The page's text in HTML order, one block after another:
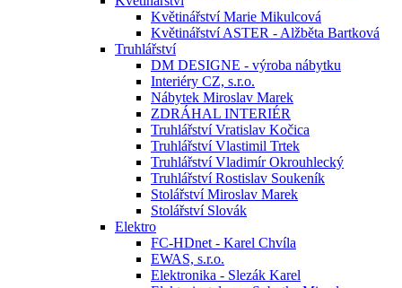
Květinářství Marie Mikulcová
Květinářství ASTER - Alžběta Bartková
Truhlářství
DM DESIGNE - výroba nábytku
Interiéry CZ, s.r.o.
Nábytek Miroslav Marek
ZDRÁHAL INTERIÉR
Truhlářství Vratislav Kočica
Truhlářství Vlastimil Trtek
Truhlářství Vladimír Okrouhlecký
Truhlářství Rostislav Soukeník
Stolářství Miroslav Marek
Stolářství Slovák
Elektro
FC-HDnet - Karel Chvíla
EWAS, s.r.o.
Elektronika - Slezák Karel